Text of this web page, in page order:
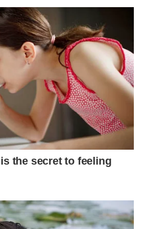
the secret to feeling